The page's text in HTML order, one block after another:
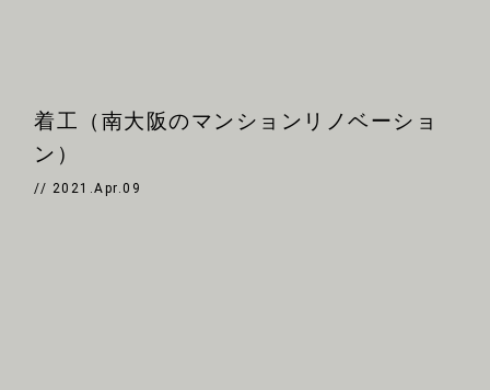
着工（南大阪のマンションリノベーショ
ン）
// 2021.Apr.09